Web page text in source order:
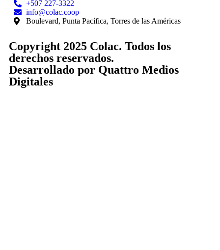
+507 227-3322
info@colac.coop
Boulevard, Punta Pacífica, Torres de las Américas
Copyright 2025 Colac. Todos los
derechos reservados.
Desarrollado por Quattro Medios
Digitales